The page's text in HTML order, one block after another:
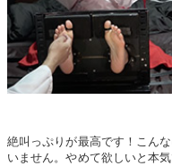
絶叫っぷりが最高です！こん
いません。やめて欲しいと本